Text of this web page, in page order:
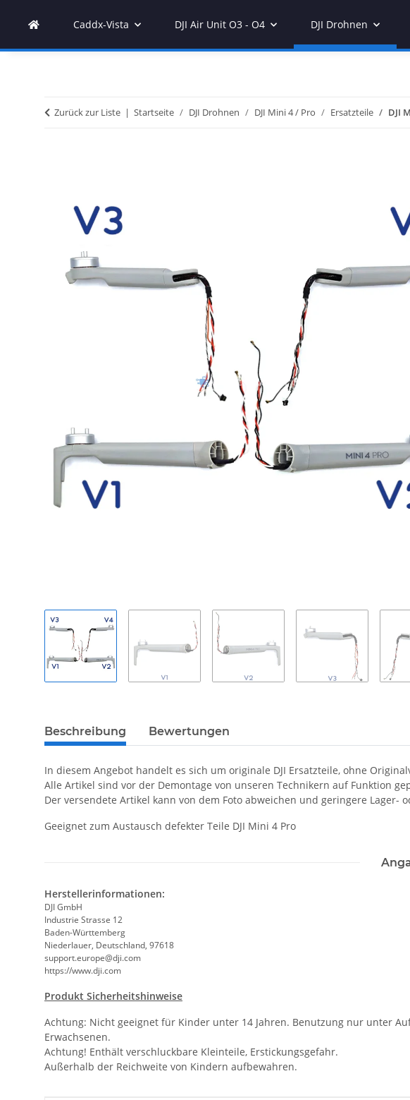
Caddx-Vista DJI Air Unit O3 - O4 DJI Drohnen
Zurück zur Liste Startseite DJI Drohnen DJI Mini 4 / Pro Ersatzteile DJI
Beschreibung Bewertungen
In diesem Angebot handelt es sich um originale DJI Ersatzteile, ohne
Alle Artikel sind vor der Demontage von unseren Technikern auf Funktion
Der versendete Artikel kann von dem Foto abweichen und geringere Lager-
Geeignet zum Austausch defekter Teile DJI Mini 4 Pro
Herstellerinformationen:
DJI GmbH
Industrie Strasse 12
Baden-Württemberg
Niederlauer, Deutschland, 97618
support.europe@dji.com
https://www.dji.com
Produkt Sicherheitshinweise
Achtung: Nicht geeignet für Kinder unter 14 Jahren. Benutzung nur unter
Erwachsenen.
Achtung! Enthält verschluckbare Kleinteile, Erstickungsgefahr.
Außerhalb der Reichweite von Kindern aufbewahren.